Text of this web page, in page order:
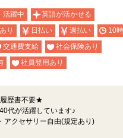
活躍中
英語が活かせる
り 日払い 週払い
10
交通費支給
社会保険あり
社員登用あり
歴書不要★
代が活躍しています♪
アクセサリー自由(規定あり)